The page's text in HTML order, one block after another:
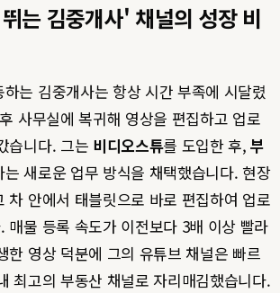
는 김중개사' 채널의 성장 비
는 김중개사는 항상 시간 부족에 시달렸
사무실에 복귀해 영상을 편집하고 업로
습니다. 그는 비디오스튜를 도입한 후,부
는 새로운 업무 방식을 채택했습니다. 현장
차 안에서 태블릿으로 바로 편집하여 업로
매물 등록 속도가 이전보다 3배 이상 빨라
한 영상 덕분에 그의 유튜브 채널은 빠르
최고의 부동산 채널로 자리매김했습니다.